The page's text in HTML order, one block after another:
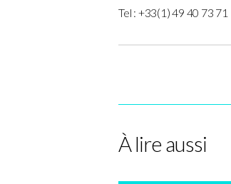
Tel : +33(1) 49 40 73 71
À lire aussi